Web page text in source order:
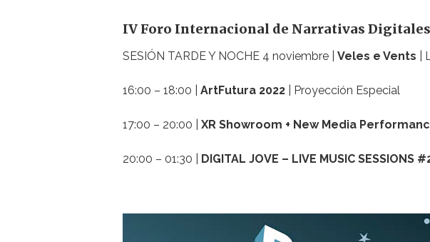
IV Foro Internacional de Narrativas
SESIÓN TARDE Y NOCHE 4 noviembre | Veles e Vents |
16:00 – 18:00 | ArtFutura 2022 | Proyección Especial
17:00 – 20:00 | XR Showroom + New Media
20:00 – 01:30 | DIGITAL JOVE – LIVE MUSIC SESSIONS